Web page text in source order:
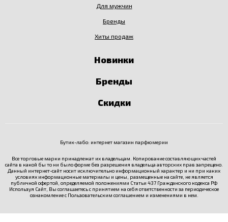
Для мужчин
Бренды
Хиты продаж
Новинки
Бренды
Скидки
Бутик-лабо: интернет магазин парфюмерии
Все торговые марки принадлежат их владельцам. Копирование составляющих частей
сайта в какой бы то ни было форме без разрешения владельца авторских прав запрещено.
Данный интернет-сайт носит исключительно информационный характер и ни при каких
условиях информационные материалы и цены, размещенные на сайте, не является
публичной офертой, определяемой положениями Статьи 437 Гражданского кодекса РФ
Используя Сайт, Вы соглашаетесь с принятием на себя ответственности за периодическое
ознакомление с Пользовательским соглашением и изменениями в нем.